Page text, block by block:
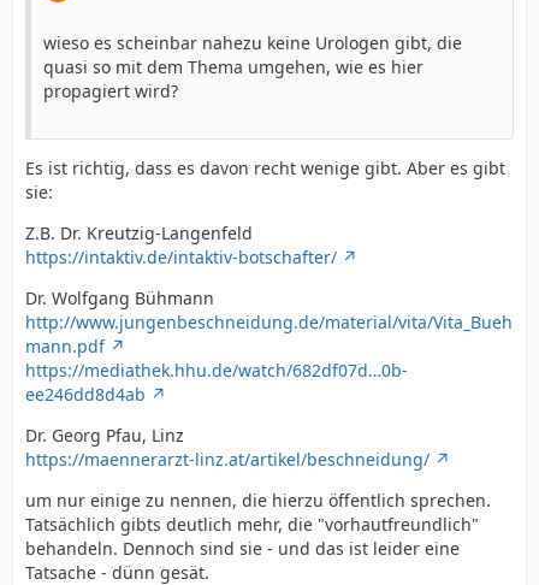
wieso es scheinbar nahezu keine Urologen gibt, die
quasi so mit dem Thema umgehen, wie es hier
propagiert wird?
Es ist richtig, dass es davon recht wenige gibt. Aber es gibt
sie:
Z.B. Dr. Kreutzig-Langenfeld
https://intaktiv.de/intaktiv-botschafter/
Dr. Wolfgang Bühmann
http://www.jungenbeschneidung.de/material/vita/Vita_Bueh
mann.pdf
https://mediathek.hhu.de/watch/682df07d…0b-
ee246dd8d4ab
Dr. Georg Pfau, Linz
https://maennerarzt-linz.at/artikel/beschneidung/
um nur einige zu nennen, die hierzu öffentlich sprechen.
Tatsächlich gibts deutlich mehr, die "vorhautfreundlich"
behandeln. Dennoch sind sie - und das ist leider eine
Tatsache - dünn gesät.